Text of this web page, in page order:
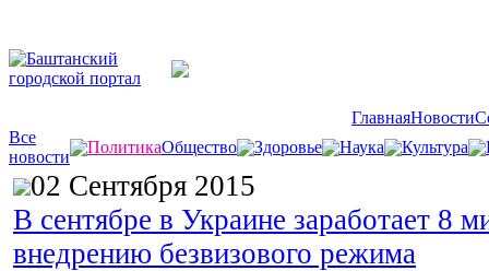
ГлавнаяНовости
Все
новости
ПолитикаОбщество Здоровье Наука Культура
02 Сентября 2015
В сентябре в Украине заработает 8
внедрению безвизового режима